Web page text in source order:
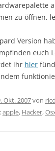
zu öffnen,
Version
euch
ihr hier
Okt. 2007von
apple, Hacker,